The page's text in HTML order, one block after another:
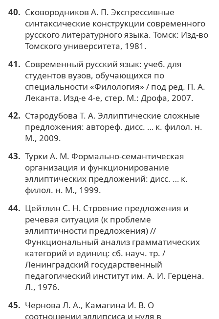
Сковородников А. П. Экспрессивные
синтаксические конструкции современного
русского литературного языка. Томск: Изд-во
Томского университета, 1981.
Современный русский язык: учеб. для
студентов вузов, обучающихся по
специальности «Филология» / под ред. П. А.
Леканта. Изд-е 4-е, стер. М.: Дрофа, 2007.
Стародубова Т. А. Эллиптические сложные
предложения: автореф. дисс. … к. филол. н.
М., 2009.
Турки А. М. Формально-семантическая
организация и функционирование
эллиптических предложений: дисс. … к.
филол. н. М., 1999.
Цейтлин С. Н. Строение предложения и
речевая ситуация (к проблеме
эллиптичности предложения) //
Функциональный анализ грамматических
категорий и единиц: сб. науч. тр. /
Ленинградский государственный
педагогический институт им. А. И. Герцена.
Л., 1976.
Чернова Л. А., Камагина И. В. О
соотношении эллипсиса и нуля в